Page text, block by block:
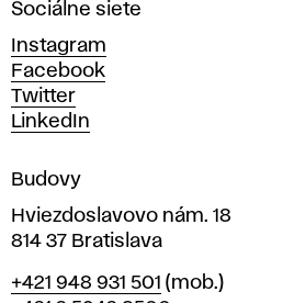
ý
c
h
u
m
e
í
v
r
Sociálne siete
Instagram
Facebook
Twitter
LinkedIn
Budovy
Hviezdoslavovo nám. 18
814 37 Bratislava
Telefón
+421 948 931 501 (mob.)